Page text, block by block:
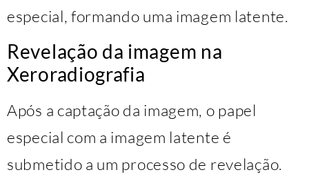
especial, formando uma imagem latente.
Revelação da imagem na
Xeroradiografia
Após a captação da imagem, o papel
especial com a imagem latente é
submetido a um processo de revelação.